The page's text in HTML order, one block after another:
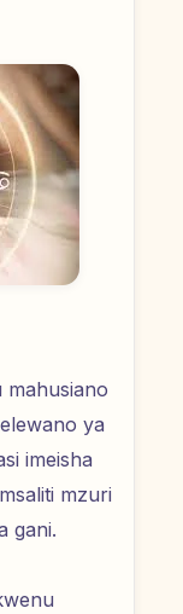
mahusiano
ya
imeisha
mzuri
gani.